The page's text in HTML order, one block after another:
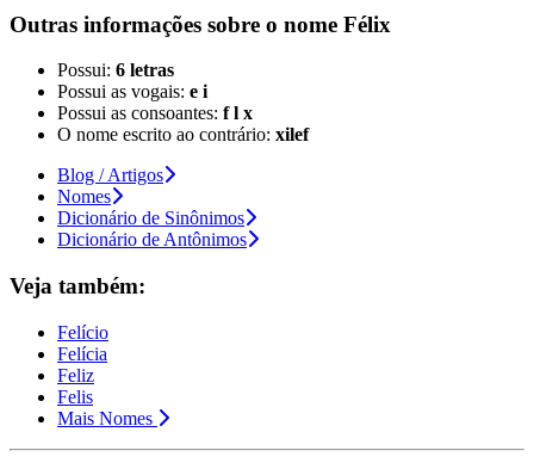
Outras informações sobre o nome Félix
Possui: 6 letras
Possui as vogais: e i
Possui as consoantes: f l x
O nome escrito ao contrário: xilef
Blog / Artigos
Nomes
Dicionário de Sinônimos
Dicionário de Antônimos
Veja também:
Felício
Felícia
Feliz
Felis
Mais Nomes